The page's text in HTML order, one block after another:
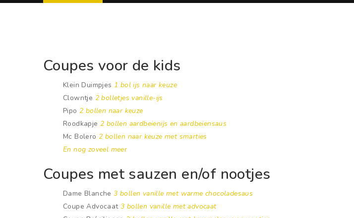
Coupes voor de kids
Klein Duimpjes 1 bol ijs naar keuze
Clowntje 2 bolletjes vanille-ijs
Pipo 2 bollen naar keuze
Roodkapje 2 bollen aardbeienijs en aardbeiensaus
Mc Bolero 2 bollen naar keuze met smarties
En nog zoveel meer
Coupes met sauzen en/of nootjes
Dame Blanche3 bollen vanille met warme chocoladesaus
Coupe Advocaat 3 bollen vanille met advocaat